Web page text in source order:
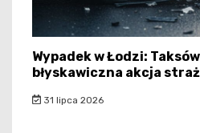
Wypadek w Łodzi:
błyskawiczna akcja
31 lipca 2026